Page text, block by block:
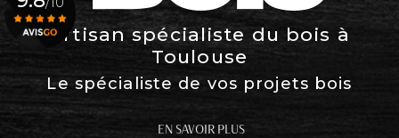
Artisan spécialiste du bois à
Toulouse
Le spécialiste de vos projets bois
EN SAVOIR PLUS